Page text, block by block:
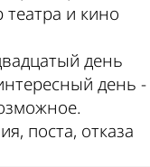
и кино
день
день -
поста, отказа